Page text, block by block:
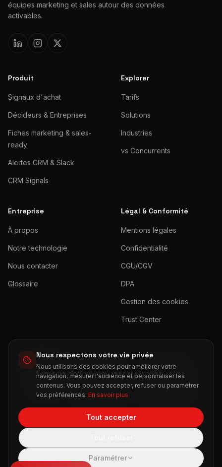
équipes marketing et sales autour des données
activables.
Produit
Signaux d'achat
Décideurs & Entreprises
Fiches marketing & sales-
ready
Alertes CRM & Slack
CRM Signals
Explorer
Tarifs
Solutions
Industries
vs Concurrents
Entreprise
À propos
Notre technologie
Nous contacter
Glossaire
Légal & Conformité
Mentions légales
Confidentialité
CGU/CGV
DPA
Gestion des cookies
Trust Center
MADE IN
FRANCE
★
★
★
★
★
★ RGPD
COMPLIANT
DONNÉES
SÉCURISÉES
TOP RATED
TROPHÉE
CMIT MARTECH
©2026Imagine Data.Tous droits réservés.
❤ pour les équipes GTM
Nous respectons votre vie privée
Nous utilisons des cookies pour améliorer votre
navigation, mesurer l'audience et personnaliser les
contenus. Vous pouvez accepter, refuser ou paramétrer
vos préférences. En savoir plus
Tout accepter
Paramétrer